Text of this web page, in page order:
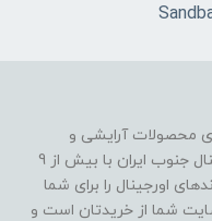
محصولات آرایشی و
بهداشتی ، مراقبت از پوست و موی اورجینال جنوب ایران با بیش از 9
اورجینال را برای شما
شما از خریدتان است و